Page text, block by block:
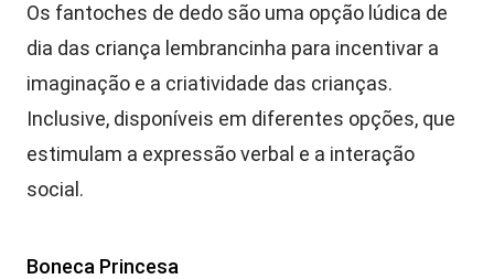
Os fantoches de dedo são uma opção lúdica de
dia das criança lembrancinha para incentivar a
imaginação e a criatividade das crianças.
Inclusive, disponíveis em diferentes opções, que
estimulam a expressão verbal e a interação
social.
Boneca Princesa